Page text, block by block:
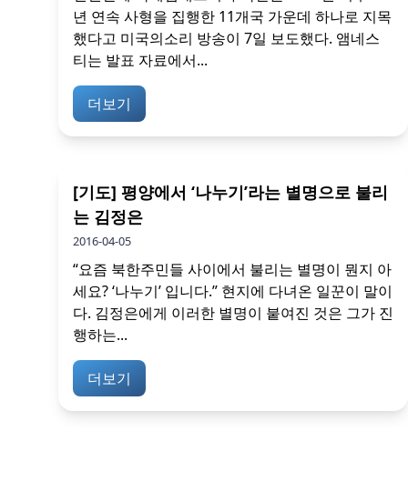
년 연속 사형을 집행한 11개국 가운데 하나로 지목
했다고 미국의소리 방송이 7일 보도했다. 앰네스
티는 발표 자료에서...
더보기
[기도] 평양에서 ‘나누기’라는 별명으로 불리
는 김정은
2016-04-05
“요즘 북한주민들 사이에서 불리는 별명이 뭔지 아
세요? ‘나누기’ 입니다.” 현지에 다녀온 일꾼이 말이
다. 김정은에게 이러한 별명이 붙여진 것은 그가 진
행하는...
더보기